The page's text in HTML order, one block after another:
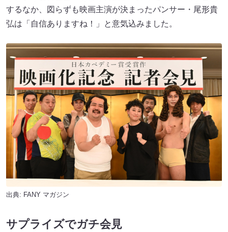
するなか、図らずも映画主演が決まったパンサー・尾形貴
弘は「自信ありますね！」と意気込みました。
出典: FANY マガジン
サプライズでガチ会見